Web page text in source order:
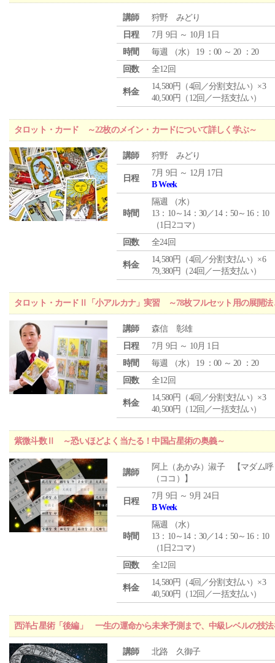
講師
狩野 みどり
日程
7月 9日 ～ 10月 1日
時間
毎週 （水） 19 ：00 ～ 20 ：20
回数
全12回
料金
14,580円（4回／分割支払い）×3
40,500円（12回／一括支払い）
タロット・カード ～22枚のメイン・カードについて詳しく学ぶ～
講師 狩野 みどり
日程
7月 9日 ～ 12月 17日
B Week
時間
隔週 （水）
13：10～14：30／14：50～16：10
（1日2コマ）
回数
全24回
料金
14,580円（4回／分割支払い）×6
79,380円（24回／一括支払い）
タロット・カードⅡ「小アルカナ」実習 ～78枚フルセット用の展開法
講師
森信 彰雄
日程
7月 9日 ～ 10月 1日
時間
毎週 （水） 19 ：00 ～ 20 ：20
回数
全12回
料金
14,580円（4回／分割支払い）×3
40,500円（12回／一括支払い）
紫微斗数Ⅱ ～恐いほどよく当たる！中国占星術の奥義～
講師
阿上（あかみ）淑子 【マダム呼
（ココ）】
日程
7月 9日 ～ 9月 24日
B Week
時間
隔週 （水）
13：10～14：30／14：50～16：10
（1日2コマ）
回数
全12回
料金
14,580円（4回／分割支払い）×3
40,500円（12回／一括支払い）
西洋占星術「後編」 一生の運命から未来予測まで、中級レベルの技法
講師
北路 久御子